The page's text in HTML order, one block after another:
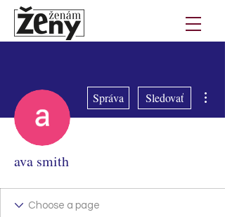
Správa Sledovať
ava smith